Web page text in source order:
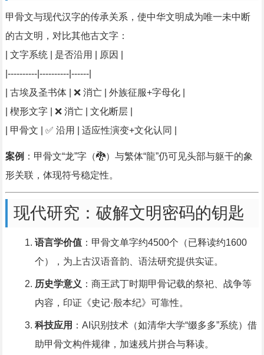
甲骨文与现代汉字的传承关系，使中华文明成为唯一未中断
的古文明，对比其他古文字：
| 文字系统 | 是否沿用 | 原因 |
|----------|----------|------|
| 古埃及圣书体 | ❌ 消亡 | 外族征服+字母化 |
| 楔形文字 | ❌ 消亡 | 文化断层 |
| 甲骨文 | ✅ 沿用 | 适应性演变+文化认同 |
案例 ：甲骨文“龙”字（🐉）与繁体“龍”仍可见头部与躯干的象
形关联，体现符号稳定性。
现代研究：破解文明密码的钥匙
语言学价值：甲骨文单字约4500个（已释读约1600
个），为上古汉语音韵、语法研究提供实证。
历史学意义 ：商王武丁时期甲骨记载的祭祀、战争等
内容，印证《史记·殷本纪》可靠性。
科技应用 ：AI识别技术（如清华大学“缀多多”系统）借
助甲骨文构件规律，加速残片拼合与释读。